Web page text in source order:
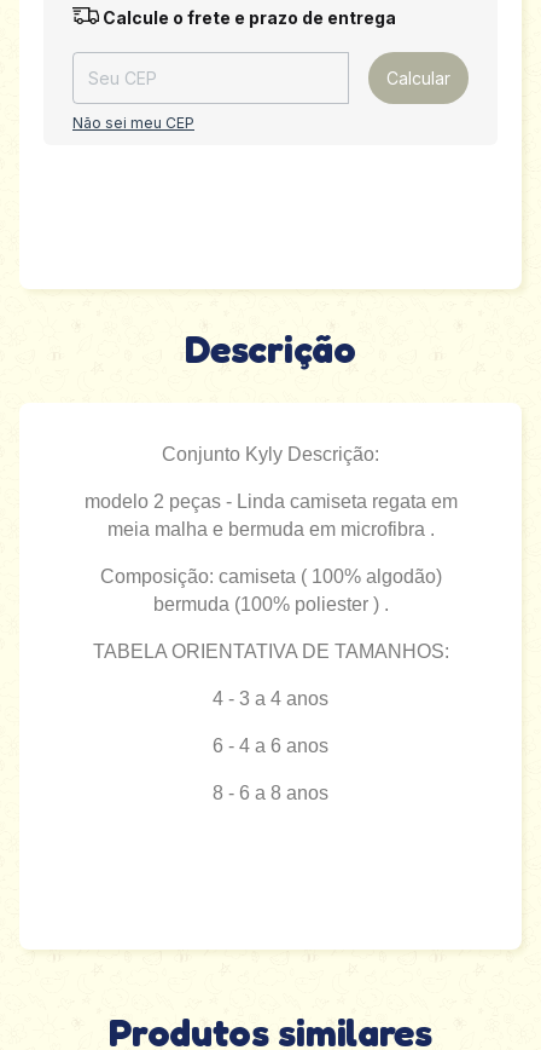
Entregas para o CEP: Alterar CEP
Calcule o frete e prazo de entrega
Calcular
Não sei meu CEP
Descrição
Conjunto Kyly Descrição:
modelo 2 peças - Linda camiseta regata em
meia malha e bermuda em microfibra .
Composição: camiseta ( 100% algodão)
bermuda (100% poliester ) .
TABELA ORIENTATIVA DE TAMANHOS:
4 - 3 a 4 anos
6 - 4 a 6 anos
8 - 6 a 8 anos
Produtos similares